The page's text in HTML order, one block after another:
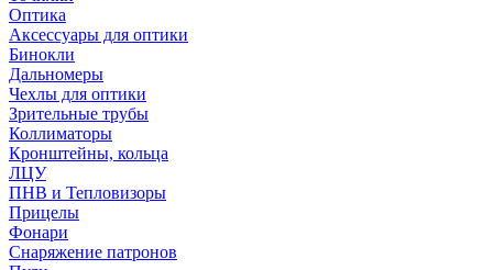
Оптика
Аксессуары для оптики
Бинокли
Дальномеры
Чехлы для оптики
Зрительные трубы
Коллиматоры
Кронштейны, кольца
ЛЦУ
ПНВ и Тепловизоры
Прицелы
Фонари
Снаряжение патронов